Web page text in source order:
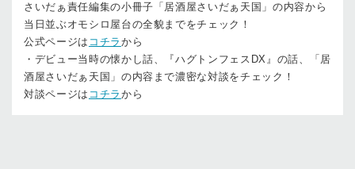
さいだぁ責任編集の小冊子「居酒屋さいだぁ天国」の内容から
当日並ぶオモシロ屋台の全貌までをチェック！
公式ページは コチラ から
・デビュー当時の懐かし話、『ハグトンフェスDX』の話、「居
酒屋さいだぁ天国」の内容まで濃密な対談をチェック！
対談ページは コチラ から